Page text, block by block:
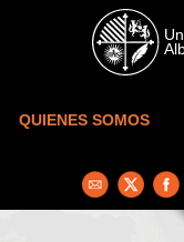
Skip to main content
QUIENES SOMOS